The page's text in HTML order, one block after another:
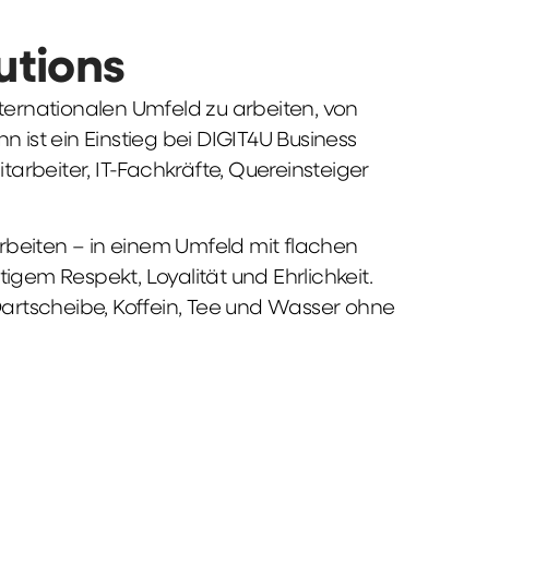
Umfeld zu arbeiten, von
ein Einstieg bei DIGIT4U Business
IT-Fachkräfte, Quereinsteiger
– in einem Umfeld mit flachen
Respekt, Loyalität und Ehrlichkeit.
Koffein, Tee und Wasser ohne